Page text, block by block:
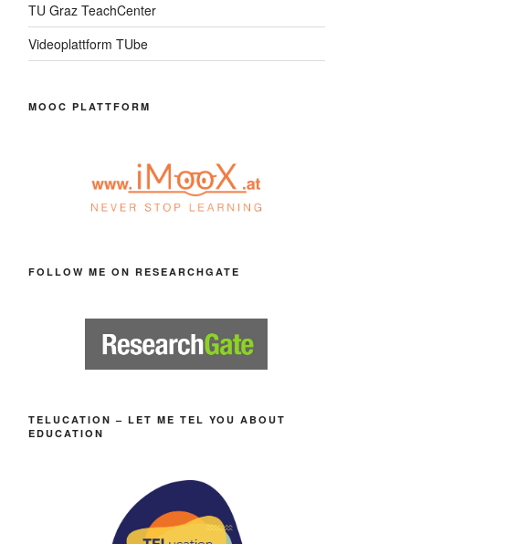
TU Graz TeachCenter
Videoplattform TUbe
MOOC PLATTFORM
FOLLOW ME ON RESEARCHGATE
TELUCATION – LET ME TEL YOU ABOUT
EDUCATION